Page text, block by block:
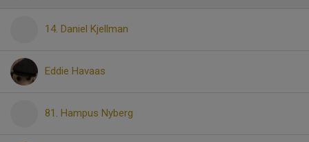
14. Daniel Kjellman
Eddie Havaas
81. Hampus Nyberg